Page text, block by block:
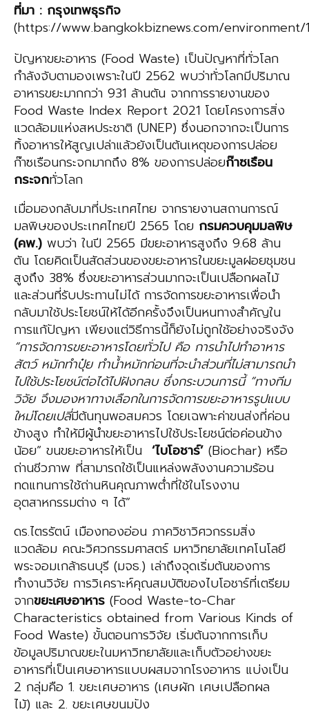
ที่มา : กรุงเทพธุรกิจ
(https://www.bangkokbiznews.com/environment/
ปัญหาขยะอาหาร (Food Waste) เป็นปัญหาที่ทั่วโลก
กำลังจับตามองเพราะในปี 2562 พบว่าทั่วโลกมีปริมาณ
อาหารขยะมากกว่า 931 ล้านตัน จากการรายงานของ
Food Waste Index Report 2021 โดยโครงการสิ่ง
แวดล้อมแห่งสหประชาติ (UNEP) ซึ่งนอกจากจะเป็นการ
ทิ้งอาหารให้สูญเปล่าแล้วยังเป็นต้นเหตุของการปล่อย
ก๊าซเรือนกระจกมากถึง 8% ของการปล่อยก๊าซเรือน
กระจกทั่วโลก
เมื่อมองกลับมาที่ประเทศไทย จากรายงานสถานการณ์
มลพิษของประเทศไทยปี 2565 โดย กรมควบคุมมลพิษ
(คพ.) พบว่า ในปี 2565 มีขยะอาหารสูงถึง 9.68 ล้าน
ตัน โดยคิดเป็นสัดส่วนของขยะอาหารในขยะมูลฝอยชุมชน
สูงถึง 38% ซึ่งขยะอาหารส่วนมากจะเป็นเปลือกผลไม้
และส่วนที่รับประทานไม่ได้ การจัดการขยะอาหารเพื่อนำ
กลับมาใช้ประโยชน์ให้ได้อีกครั้งจึงเป็นหนทางสำคัญใน
การแก้ปัญหา เพียงแต่วิธีการนี้ก็ยังไม่ถูกใช้อย่างจริงจัง
“การจัดการขยะอาหารโดยทั่วไป คือ การนำไปทำอาหาร
สัตว์ หมักทำปุ๋ย ทำน้ำหมักก่อนที่จะนำส่วนที่ไม่สามารถนำ
ไปใช้ประโยชน์ต่อได้ไปฝังกลบ ซึ่งกระบวนการนี้ “ทางทีม
วิจัย จึงมองหาทางเลือกในการจัดการขยะอาหารรูปแบบ
ใหม่โดยเปลี่มีต้นทุนพอสมควร โดยเฉพาะค่าขนส่งที่ค่อน
ข้างสูง ทำให้มีผู้นำขยะอาหารไปใช้ประโยชน์ต่อค่อนข้าง
น้อย“ ขนขยะอาหารให้เป็น ‘ไบโอชาร์’ (Biochar) หรือ
ถ่านชีวภาพ ที่สามารถใช้เป็นแหล่งพลังงานความร้อน
ทดแทนการใช้ถ่านหินคุณภาพต่ำที่ใช้ในโรงงาน
อุตสาหกรรมต่าง ๆ ได้“
ดร.ไตรรัตน์ เมืองทองอ่อน ภาควิชาวิศวกรรมสิ่ง
แวดล้อม คณะวิศวกรรมศาสตร์ มหาวิทยาลัยเทคโนโลยี
พระจอมเกล้าธนบุรี (มจธ.) เล่าถึงจุดเริ่มต้นของการ
ทำงานวิจัย การวิเคราะห์คุณสมบัติของไบโอชาร์ที่เตรียม
จากขยะเศษอาหาร (Food Waste-to-Char
Characteristics obtained from Various Kinds of
Food Waste) ขั้นตอนการวิจัย เริ่มต้นจากการเก็บ
ข้อมูลปริมาณขยะในมหาวิทยาลัยและเก็บตัวอย่างขยะ
อาหารที่เป็นเศษอาหารแบบผสมจากโรงอาหาร แบ่งเป็น
2 กลุ่มคือ 1. ขยะเศษอาหาร (เศษผัก เศษเปลือกผล
ไม้) และ 2. ขยะเศษขนมปัง